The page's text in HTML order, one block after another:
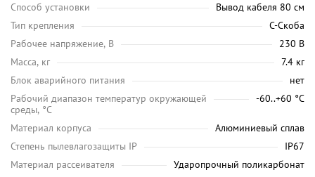
Способ установки
Вывод кабеля 80 см
Тип крепления
С-Скоба
Рабочее напряжение, В
230 В
Масса, кг
7.4 кг
Блок аварийного питания
нет
Рабочий диапазон температур окружающей
среды, °C
-60..+60 °С
Материал корпуса
Алюминиевый сплав
Степень пылевлагозащиты IP
IP67
Материал рассеивателя
Ударопрочный поликарбонат